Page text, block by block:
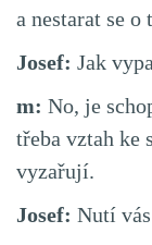
a nestarat se
Josef: Jak
m: No, je
třeba vztah ke
vyzařují.
Josef: Nutí